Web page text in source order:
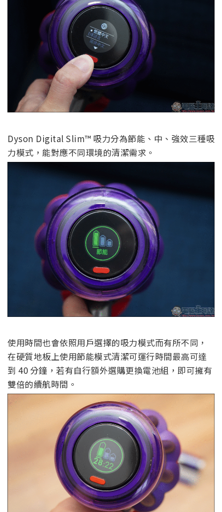
Dyson Digital Slim™ 吸力分為節能、中、強效三種吸
力模式，能對應不同環境的清潔需求。
使用時間也會依照用戶選擇的吸力模式而有所不同，
在硬質地板上使用節能模式清潔可運行時間最高可達
到 40 分鐘，若有自行額外選購更換電池組，即可擁有
雙倍的續航時間。